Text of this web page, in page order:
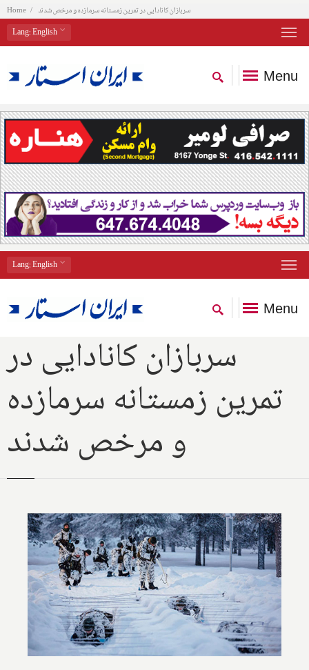
Home سربازان کانادایی در تمرین زمستانه سرمازده و مرخص شدند
Lang: English
Menu
Lang: English
Menu
سربازان کانادایی در
تمرین زمستانه سرمازده
و مرخص شدند